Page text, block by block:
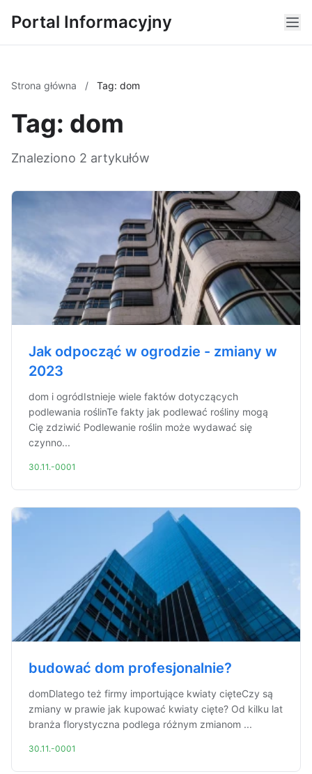
Portal Informacyjny
Strona główna / Tag: dom
Tag: dom
Znaleziono 2 artykułów
Jak odpocząć w ogrodzie - zmiany w
2023
dom i ogródIstnieje wiele faktów dotyczących
podlewania roślinTe fakty jak podlewać rośliny mogą
Cię zdziwić Podlewanie roślin może wydawać się
czynno...
30.11.-0001
budować dom profesjonalnie?
domDlatego też firmy importujące kwiaty cięteCzy są
zmiany w prawie jak kupować kwiaty cięte? Od kilku lat
branża florystyczna podlega różnym zmianom ...
30.11.-0001